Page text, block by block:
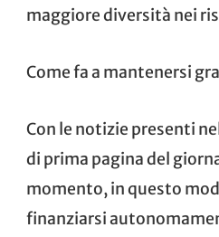
maggiore diversità nei
Come fa a mantenersi
Con le notizie presenti
di prima pagina del
momento, in questo
finanziarsi